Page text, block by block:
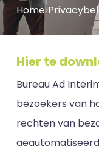
Home
Hier te
Bureau Ad
bezoekers van
rechten van